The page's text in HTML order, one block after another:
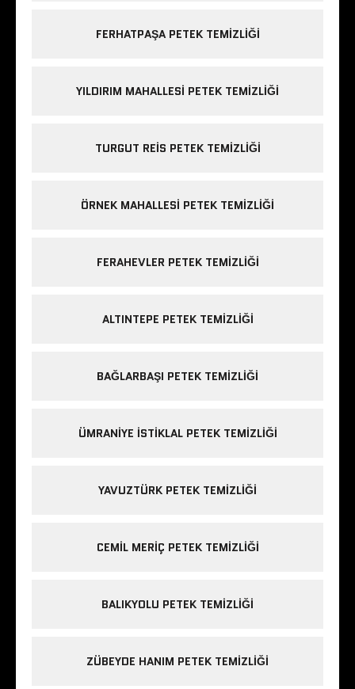
FERHATPAŞA PETEK TEMIZLIĞI
YILDIRIM MAHALLESI PETEK TEMIZLIĞI
TURGUT REIS PETEK TEMIZLIĞI
ÖRNEK MAHALLESI PETEK TEMIZLIĞI
FERAHEVLER PETEK TEMIZLIĞI
ALTINTEPE PETEK TEMIZLIĞI
BAĞLARBAŞI PETEK TEMIZLIĞI
ÜMRANIYE ISTIKLAL PETEK TEMIZLIĞI
YAVUZTÜRK PETEK TEMIZLIĞI
CEMIL MERIÇ PETEK TEMIZLIĞI
BALIKYOLU PETEK TEMIZLIĞI
ZÜBEYDE HANIM PETEK TEMIZLIĞI